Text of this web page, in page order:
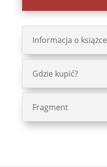
Informacja o książce
Gdzie kupić?
Fragment